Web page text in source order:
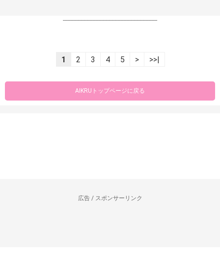
----------------------------------------------------------------
1 2 3 4 5 > >>|
AIKRUトップページに戻る
広告 / スポンサーリンク